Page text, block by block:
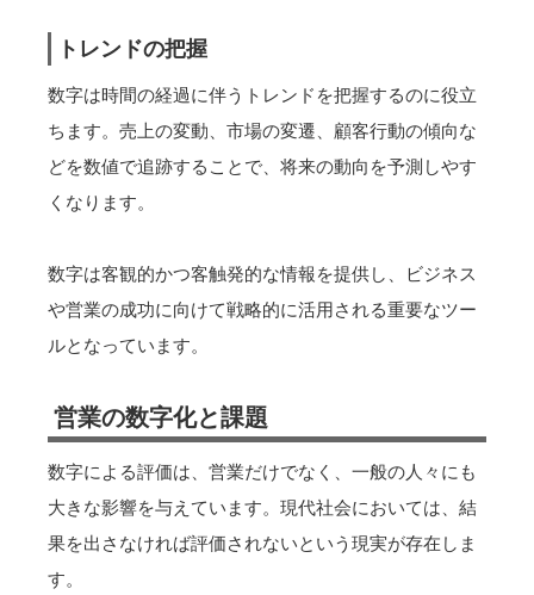
トレンドの把握
数字は時間の経過に伴うトレンドを把握するのに役立
ちます。売上の変動、市場の変遷、顧客行動の傾向な
どを数値で追跡することで、将来の動向を予測しやす
くなります。
数字は客観的かつ客触発的な情報を提供し、ビジネス
や営業の成功に向けて戦略的に活用される重要なツー
ルとなっています。
営業の数字化と課題
数字による評価は、営業だけでなく、一般の人々にも
大きな影響を与えています。現代社会においては、結
果を出さなければ評価されないという現実が存在しま
す。